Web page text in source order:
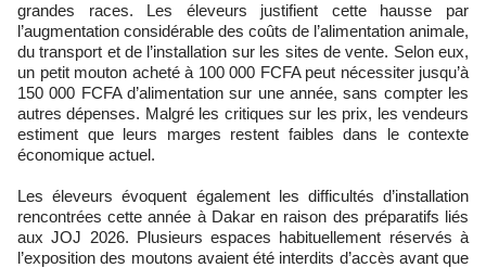
grandes races. Les éleveurs justifient cette hausse par
l’augmentation considérable des coûts de l’alimentation animale,
du transport et de l’installation sur les sites de vente. Selon eux,
un petit mouton acheté à 100 000 FCFA peut nécessiter jusqu’à
150 000 FCFA d’alimentation sur une année, sans compter les
autres dépenses. Malgré les critiques sur les prix, les vendeurs
estiment que leurs marges restent faibles dans le contexte
économique actuel.
Les éleveurs évoquent également les difficultés d’installation
rencontrées cette année à Dakar en raison des préparatifs liés
aux JOJ 2026. Plusieurs espaces habituellement réservés à
l’exposition des moutons avaient été interdits d’accès avant que